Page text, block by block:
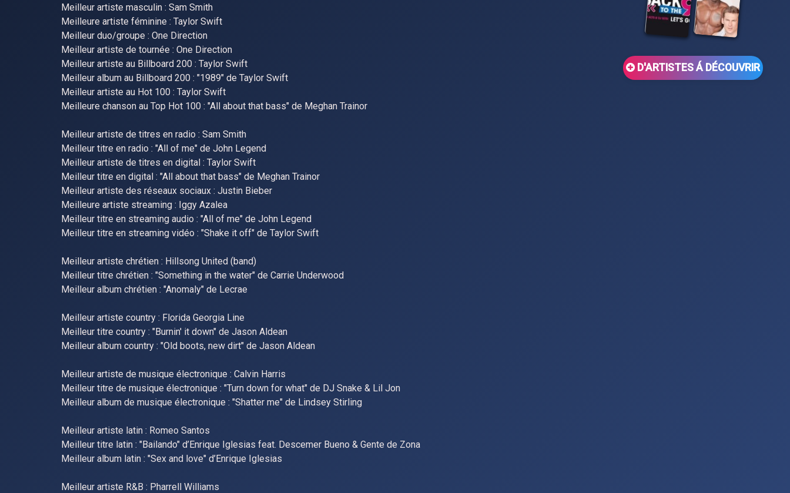
Meilleur artiste masculin : Sam Smith
Meilleure artiste féminine : Taylor Swift
Meilleur duo/groupe : One Direction
Meilleur artiste de tournée : One Direction
Meilleur artiste au Billboard 200 : Taylor Swift
Meilleur album au Billboard 200 : "1989" de Taylor Swift
Meilleur artiste au Hot 100 : Taylor Swift
Meilleure chanson au Top Hot 100 : "All about that bass" de Meghan Trainor
Meilleur artiste de titres en radio : Sam Smith
Meilleur titre en radio : "All of me" de John Legend
Meilleur artiste de titres en digital : Taylor Swift
Meilleur titre en digital : "All about that bass" de Meghan Trainor
Meilleur artiste des réseaux sociaux : Justin Bieber
Meilleure artiste streaming : Iggy Azalea
Meilleur titre en streaming audio : "All of me" de John Legend
Meilleur titre en streaming vidéo : "Shake it off" de Taylor Swift
Meilleur artiste chrétien : Hillsong United (band)
Meilleur titre chrétien : "Something in the water" de Carrie Underwood
Meilleur album chrétien : "Anomaly" de Lecrae
Meilleur artiste country : Florida Georgia Line
Meilleur titre country : "Burnin' it down" de Jason Aldean
Meilleur album country : "Old boots, new dirt" de Jason Aldean
Meilleur artiste de musique électronique : Calvin Harris
Meilleur titre de musique électronique : "Turn down for what" de DJ Snake & Lil Jon
Meilleur album de musique électronique : "Shatter me" de Lindsey Stirling
Meilleur artiste latin : Romeo Santos
Meilleur titre latin : "Bailando" d’Enrique Iglesias feat. Descemer Bueno & Gente de Zona
Meilleur album latin : "Sex and love" d’Enrique Iglesias
Meilleur artiste R&B : Pharrell Williams
D'ARTISTES Á DÉCOUVRIR